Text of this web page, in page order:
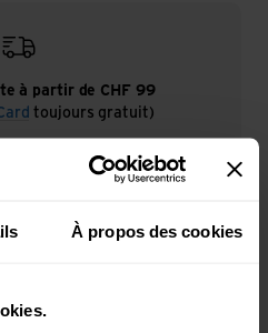
À propos des cookies
à partir de CHF 99
toujours gratuit)